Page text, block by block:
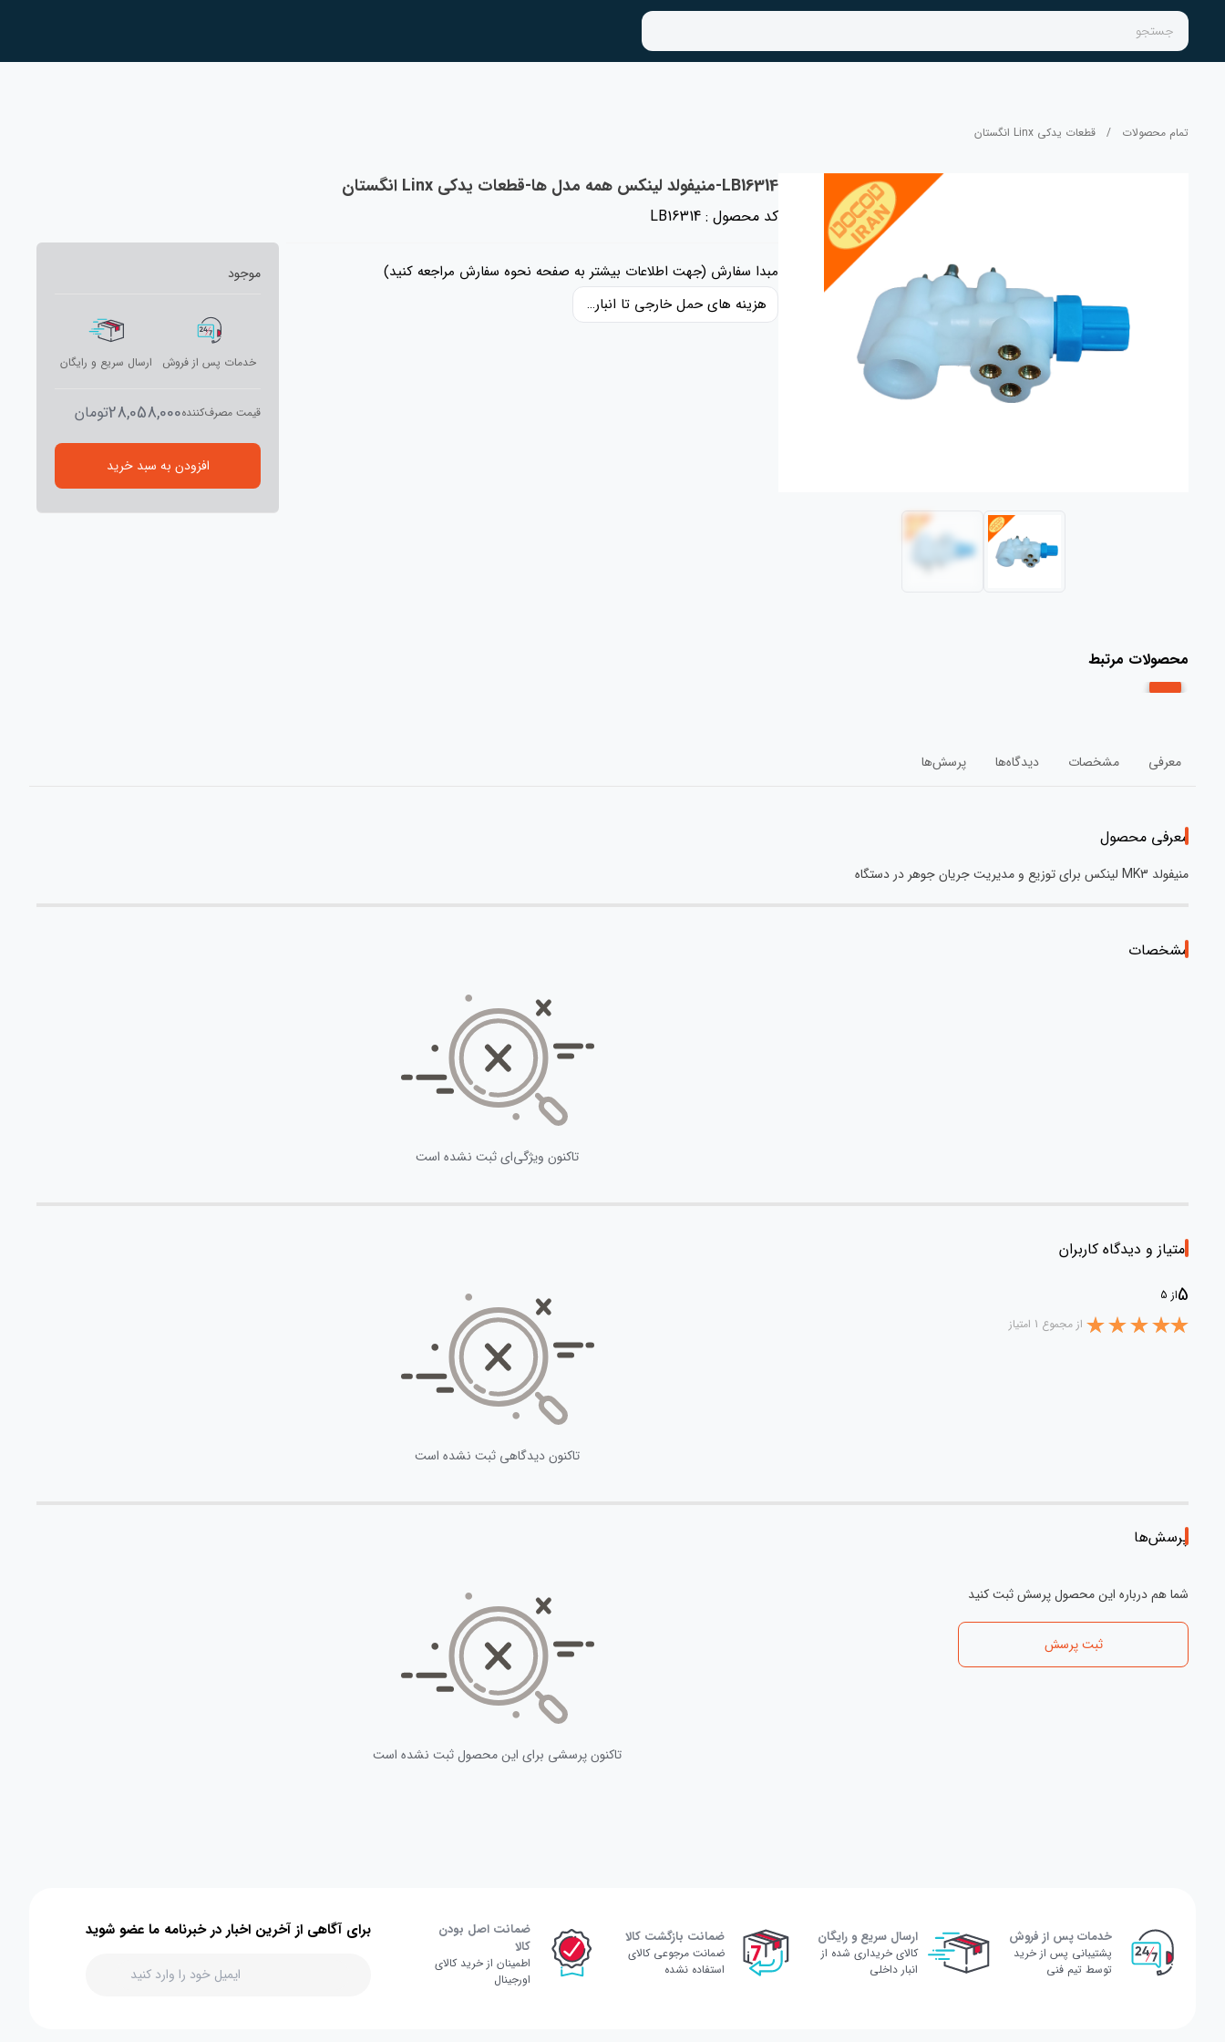
جستجو
تمام محصولات / قطعات یدکی Linx انگستان
LB16314-منیفولد لینکس همه مدل ها-قطعات یدکی Linx انگستان
کد محصول : LB16314
مبدا سفارش (جهت اطلاعات بیشتر به صفحه نحوه سفارش مراجعه کنید)
هزینه های حمل خارجی تا انبار ایران، حقوق گمرکی و عوارض و مالیات و سایر هزینه های کالا به قیمت ریالی کالا اضافه شده است و حمل داخلی رایگان می باشد.
موجود
خدمات پس از فروش ارسال سریع و رایگان
قیمت مصرف‌کننده28,058,000تومان
افزودن به سبد خرید
محصولات مرتبط
معرفی مشخصات دیدگاه‌ها پرسش‌ها
معرفی محصول
منیفولد MK3 لینکس برای توزیع و مدیریت جریان جوهر در دستگاه
مشخصات
تاکنون ویژگی‌ای ثبت نشده است
امتیاز و دیدگاه کاربران
5از 5
از مجموع 1 امتیاز
تاکنون دیدگاهی ثبت نشده است
پرسش‌ها
شما هم درباره این محصول پرسش ثبت کنید
ثبت پرسش
تاکنون پرسشی برای این محصول ثبت نشده است
خدمات پس از فروش
پشتیبانی پس از خرید
توسط تیم فنی
ارسال سریع و رایگان
کالای خریداری شده از
انبار داخلی
ضمانت بازگشت کالا
ضمانت مرجوعی کالای
استفاده نشده
ضمانت اصل بودن
کالا
اطمینان از خرید کالای
اورجینال
برای آگاهی از آخرین اخبار در خبرنامه ما عضو شوید